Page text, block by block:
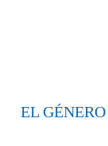
EL